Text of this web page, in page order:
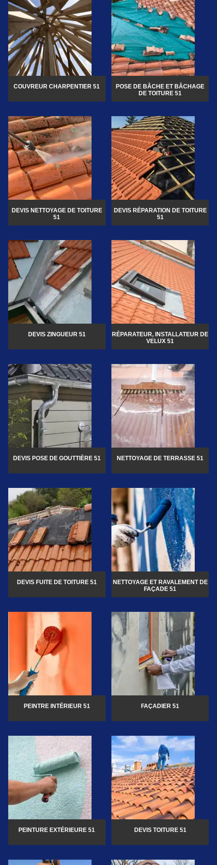
COUVREUR CHARPENTIER 51
POSE DE BÂCHE ET BÂCHAGE
DE TOITURE 51
DEVIS NETTOYAGE DE TOITURE
51
DEVIS RÉPARATION DE TOITURE
51
DEVIS ZINGUEUR 51
RÉPARATEUR, INSTALLATEUR DE
VELUX 51
DEVIS POSE DE GOUTTIÈRE 51 NETTOYAGE DE TERRASSE 51
DEVIS FUITE DE TOITURE 51
NETTOYAGE ET RAVALEMENT DE
FAÇADE 51
PEINTRE INTÉRIEUR 51 FAÇADIER 51
PEINTURE EXTÉRIEURE 51 DEVIS TOITURE 51